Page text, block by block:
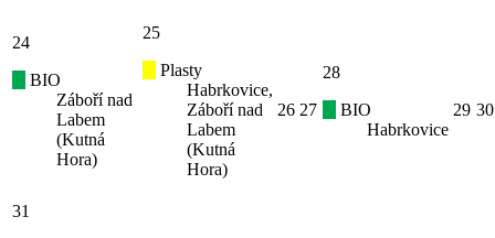
24
BIO
Záboří nad
Labem
(Kutná
Hora)
25
Plasty
Habrkovice,
Záboří nad
Labem
(Kutná
Hora)
26 27
28
BIO
Habrkovice
29 30
31